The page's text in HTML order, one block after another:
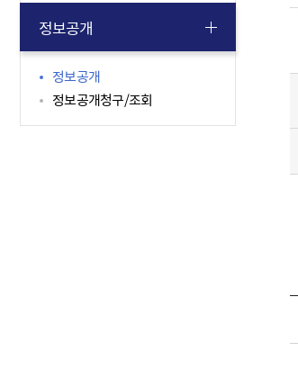
정보공개
정보공개
정보공개청구/조회